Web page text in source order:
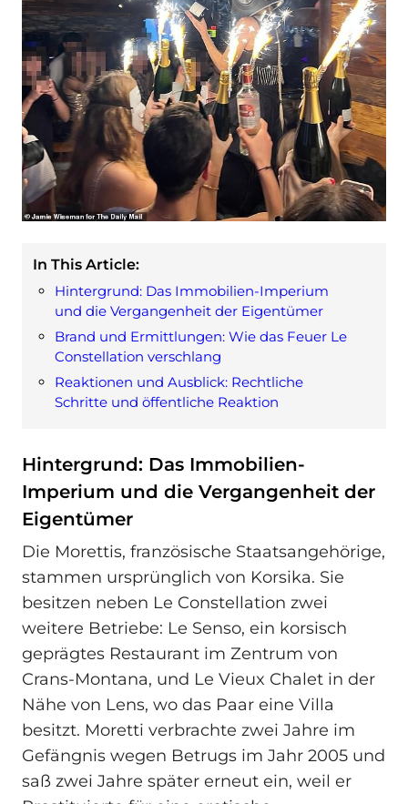
In This Article:
Hintergrund: Das Immobilien-Imperium
und die Vergangenheit der Eigentümer
Brand und Ermittlungen: Wie das Feuer Le
Constellation verschlang
Reaktionen und Ausblick: Rechtliche
Schritte und öffentliche Reaktion
Hintergrund: Das Immobilien-
Imperium und die Vergangenheit der
Eigentümer
Die Morettis, französische Staatsangehörige,
stammen ursprünglich von Korsika. Sie
besitzen neben Le Constellation zwei
weitere Betriebe: Le Senso, ein korsisch
geprägtes Restaurant im Zentrum von
Crans‑Montana, und Le Vieux Chalet in der
Nähe von Lens, wo das Paar eine Villa
besitzt. Moretti verbrachte zwei Jahre im
Gefängnis wegen Betrugs im Jahr 2005 und
saß zwei Jahre später erneut ein, weil er